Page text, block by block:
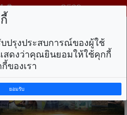
สิงหาคม พ.ศ. 2569
ปรุงประสบการณ์ของผู้ใช้
สดงว่าคุณยินยอมให้ใช้คุกกี้
ของเรา
ยอมรับ